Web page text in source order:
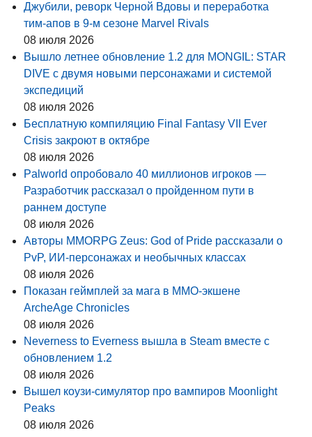
Джубили, реворк Черной Вдовы и переработка
тим-апов в 9-м сезоне Marvel Rivals
08 июля 2026
Вышло летнее обновление 1.2 для MONGIL: STAR
DIVE с двумя новыми персонажами и системой
экспедиций
08 июля 2026
Бесплатную компиляцию Final Fantasy VII Ever
Crisis закроют в октябре
08 июля 2026
Palworld опробовало 40 миллионов игроков —
Разработчик рассказал о пройденном пути в
раннем доступе
08 июля 2026
Авторы MMORPG Zeus: God of Pride рассказали о
PvP, ИИ-персонажах и необычных классах
08 июля 2026
Показан геймплей за мага в MMO-экшене
ArcheAge Chronicles
08 июля 2026
Neverness to Everness вышла в Steam вместе с
обновлением 1.2
08 июля 2026
Вышел коузи-симулятор про вампиров Moonlight
Peaks
08 июля 2026